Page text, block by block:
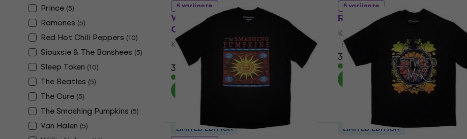
Prince (5)
Ramones (5)
Red Hot Chili Peppers (10)
Siouxsie & The Banshees (5)
Sleep Token (10)
The Beatles (5)
The Cure (5)
The Smashing Pumpkins (5)
Van Halen (5)
5 varijante
Wu-Tang Clan Graffiti
Oversized
Košulja
/5
31,80 €
5 varijante
Red Hot Chili Peppers X-Ray
Košulja
5/5
30,80 € 31,30 €
Na skladištu
LIMITED EDITION LIMITED EDITION